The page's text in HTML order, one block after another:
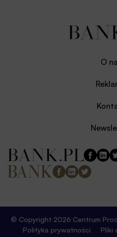
O
© Copyright 2026 Centrum
Polityka prywatności
Pliki